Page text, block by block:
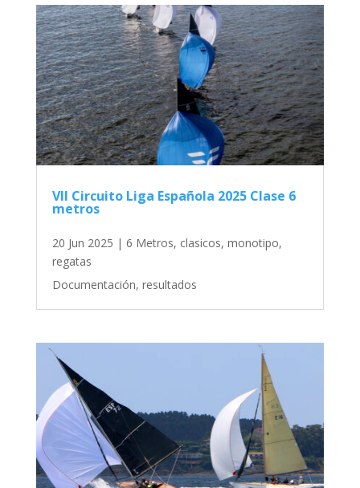
VII Circuito Liga Española 2025 Clase 6
metros
20 Jun 2025 | 6 Metros, clasicos, monotipo,
regatas
Documentación, resultados